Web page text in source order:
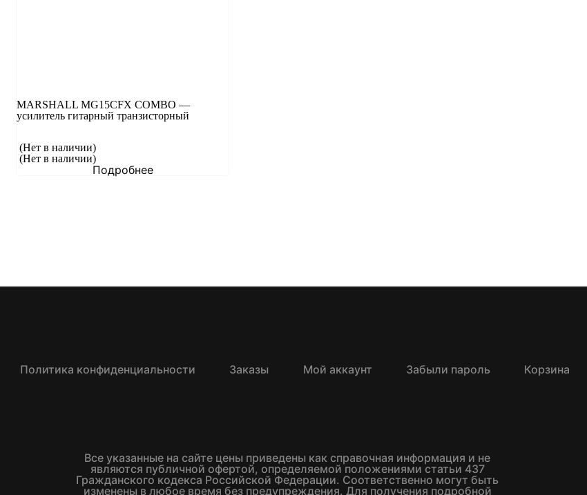
MARSHALL MG15CFX COMBO —
усилитель гитарный транзисторный
(Нет в наличии)
(Нет в наличии)
Подробнее
Политика конфиденциальности Заказы Мой аккаунт Забыли пароль Корзина
Все указанные на сайте цены приведены как справочная информация и не
являются публичной офертой, определяемой положениями статьи 437
Гражданского кодекса Российской Федерации. Соответственно могут быть
изменены в любое время без предупреждения. Для получения подробной